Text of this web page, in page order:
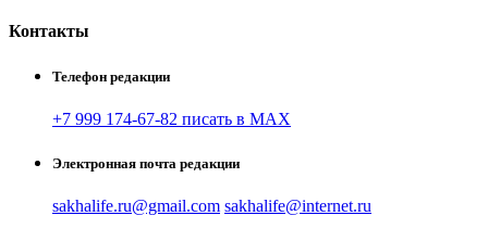
Контакты
Телефон редакции
+7 999 174-67-82 писать в MAX
Электронная почта редакции
sakhalife.ru@gmail.com sakhalife@internet.ru